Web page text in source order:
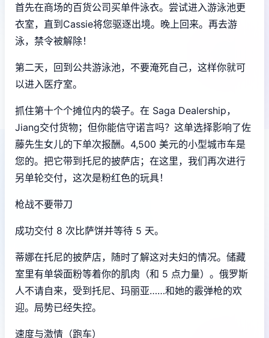
首先在商场的百货公司买单件泳衣。尝试进入游泳池更
衣室，直到Cassie将您驱逐出境。晚上回来。再去游
泳，禁令被解除！
第二天，回到公共游泳池，不要淹死自己，这样你就可
以进入医疗室。
抓住第十个个摊位内的袋子。在 Saga Dealership，
Jiang交付货物；但你能信守诺言吗？这单选择影响了佐
藤先生女儿的下单次报酬。4,500 美元的小型城市车是
您的。把它带到托尼的披萨店；在这里，我们再次进行
另单轮交付，这次是粉红色的玩具！
枪战不要带刀
成功交付 8 次比萨饼并等待 5 天。
蒂娜在托尼的披萨店，随时了解这对夫妇的情况。储藏
室里有单袋面粉等着你的肌肉（和 5 点力量）。俄罗斯
人不请自来，受到托尼、玛丽亚……和她的霰弹枪的欢
迎。局势已经失控。
速度与激情（跑车）